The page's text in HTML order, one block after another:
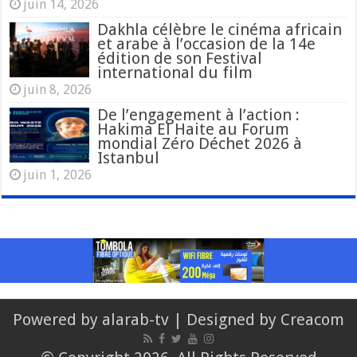
juin 14, 2026
Dakhla célèbre le cinéma africain
et arabe à l’occasion de la 14e
édition de son Festival
international du film
juin 8, 2026
De l’engagement à l’action :
Hakima El Haite au Forum
mondial Zéro Déchet 2026 à
Istanbul
juin 1, 2026
Powered by alarab-tv | Designed by Creacom